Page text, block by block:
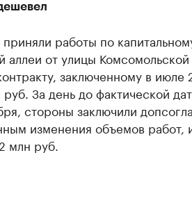
работы по
аллеи от улицы
заключенному в июле
За день до фактической
стороны заключили
изменения объемов работ,
млн руб.